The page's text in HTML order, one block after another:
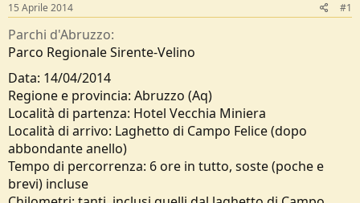
c
u
s
s
i
o
n
e
o
15 Aprile 2014 #1
Parchi d'Abruzzo
Parco Regionale Sirente-Velino
Data: 14/04/2014
Regione e provincia: Abruzzo (Aq)
Località di partenza: Hotel Vecchia Miniera
Località di arrivo: Laghetto di Campo Felice (dopo
abbondante anello)
Tempo di percorrenza: 6 ore in tutto, soste (poche e
brevi) incluse